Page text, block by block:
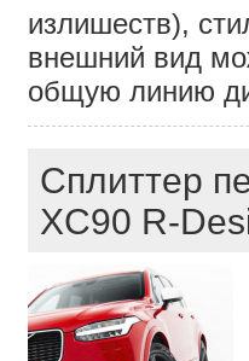
излишеств),
внешний вид
общую линию
Сплиттер
XC90 R-